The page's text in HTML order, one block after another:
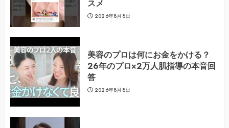
スメ
2026年8月8日
美容のプロは何にお金をかける？
26年のプロ×2万人肌指導の本音回
答
2026年8月8日